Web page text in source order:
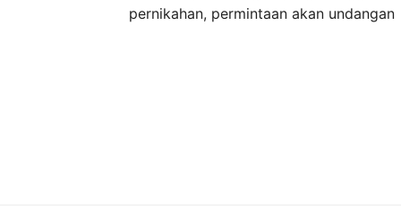
pernikahan, permintaan akan undangan